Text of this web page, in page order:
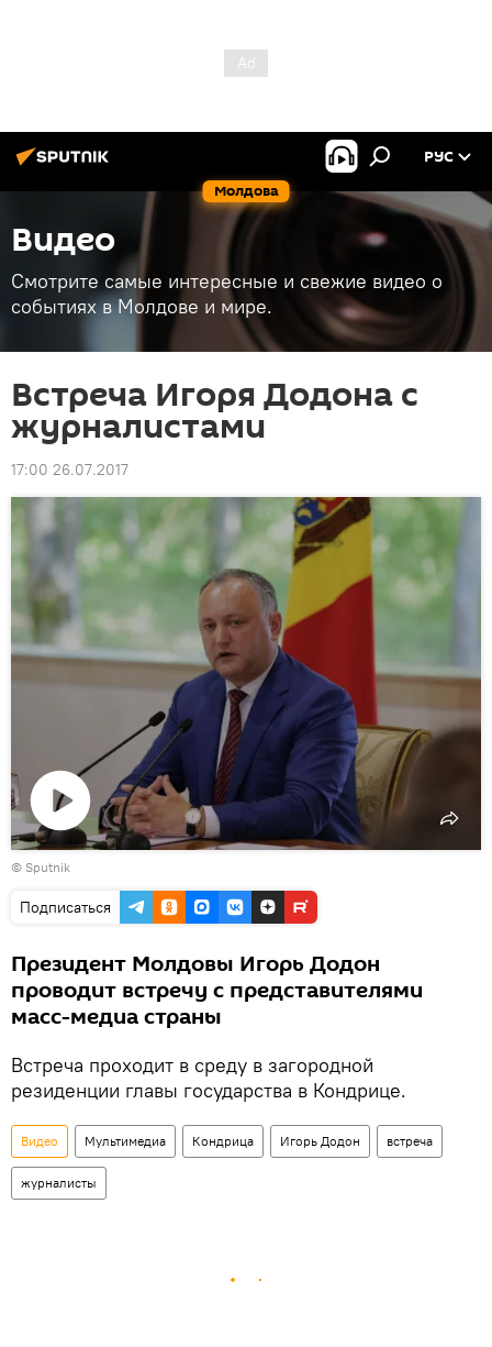
Молдова
РУС
Видео
Смотрите самые интересные и свежие видео о
событиях в Молдове и мире.
Встреча Игоря Додона с
журналистами
17:00 26.07.2017
Воспроизвести
видео
© Sputnik
Подписаться
Президент Молдовы Игорь Додон
проводит встречу с представителями
масс-медиа страны
Встреча проходит в среду в загородной
резиденции главы государства в Кондрице.
Видео Мультимедиа Кондрица Игорь Додон встреча
журналисты